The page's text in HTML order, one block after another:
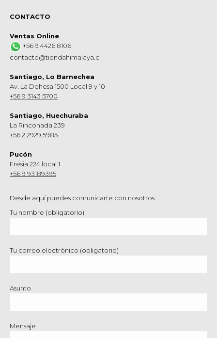
CONTACTO
Ventas Online
+56 9 4426 8106
contacto@tiendahimalaya.cl
Santiago, Lo Barnechea
Av. La Dehesa 1500 Local 9 y 10
+56 9 3143 5700
Santiago, Huechuraba
La Rinconada 239
+56 2 2929 5985
Pucón
Fresia 224 local 1
+56 9 93189395
Desde aquí puedes comunicarte con nosotros.
Tu nombre (obligatorio)
Tu correo electrónico (obligatorio)
Asunto
Mensaje